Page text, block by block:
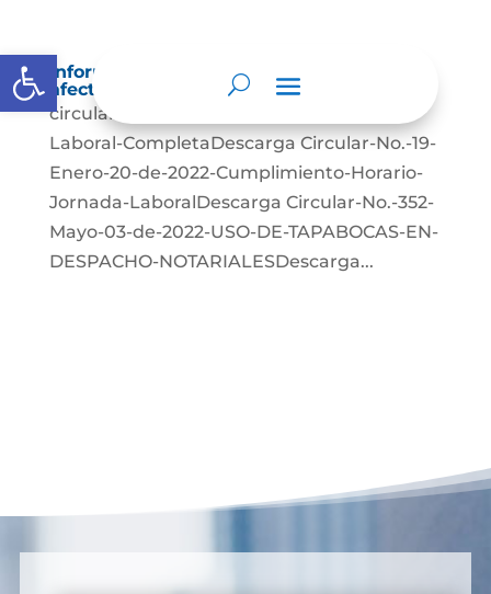
Abrir barra de herramientas
Información sobre decisiones que puede
afectar al público
circular-138-Cumplimiento-Jornada-
Laboral-CompletaDescarga Circular-No.-19-
Enero-20-de-2022-Cumplimiento-Horario-
Jornada-LaboralDescarga Circular-No.-352-
Mayo-03-de-2022-USO-DE-TAPABOCAS-EN-
DESPACHO-NOTARIALESDescarga...